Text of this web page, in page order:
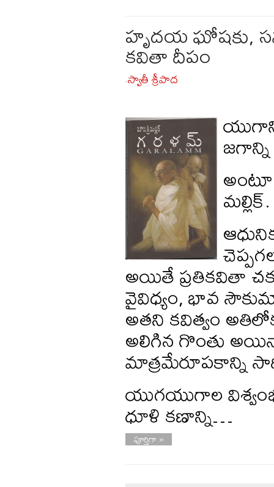
హృదయ ఘోషకు,
కవితా దీపం
-స్వాతీ శ్రీపాద
మల్లిక్.
అయితే ప్రతికవితా
వైవిధ్యం, భావ
అతని కవిత్వం
అలిగిన గొంతు
మాత్రమేరూపకాన్ని
యుగయుగాల
ధూళి కణాన్ని…
పూర్తిగా »